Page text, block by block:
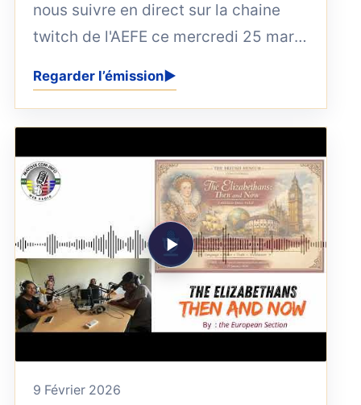
nous suivre en direct sur la chaine
twitch de l'AEFE ce mercredi 25 mars
Regarder l’émission▶
9 Février 2026